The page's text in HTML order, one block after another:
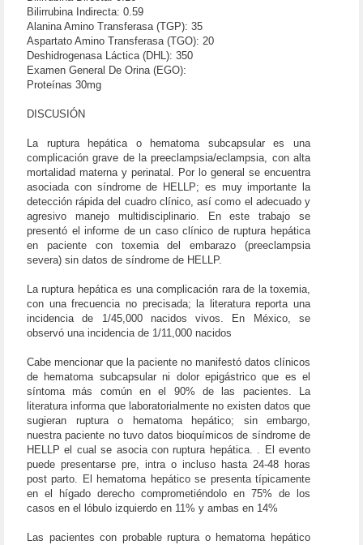
Bilirrubina Indirecta: 0.59
Alanina Amino Transferasa (TGP): 35
Aspartato Amino Transferasa (TGO): 20
Deshidrogenasa Láctica (DHL): 350
Examen General De Orina (EGO):
Proteínas 30mg
DISCUSIÓN
La ruptura hepática o hematoma subcapsular es una
complicación grave de la preeclampsia/eclampsia, con alta
mortalidad materna y perinatal. Por lo general se encuentra
asociada con síndrome de HELLP; es muy importante la
detección rápida del cuadro clínico, así como el adecuado y
agresivo manejo multidisciplinario. En este trabajo se
presentó el informe de un caso clínico de ruptura hepática
en paciente con toxemia del embarazo (preeclampsia
severa) sin datos de síndrome de HELLP.
La ruptura hepática es una complicación rara de la toxemia,
con una frecuencia no precisada; la literatura reporta una
incidencia de 1/45,000 nacidos vivos. En México, se
observó una incidencia de 1/11,000 nacidos
Cabe mencionar que la paciente no manifestó datos clínicos
de hematoma subcapsular ni dolor epigástrico que es el
síntoma más común en el 90% de las pacientes. La
literatura informa que laboratorialmente no existen datos que
sugieran ruptura o hematoma hepático; sin embargo,
nuestra paciente no tuvo datos bioquímicos de síndrome de
HELLP el cual se asocia con ruptura hepática. . El evento
puede presentarse pre, intra o incluso hasta 24-48 horas
post parto. El hematoma hepático se presenta típicamente
en el hígado derecho comprometiéndolo en 75% de los
casos en el lóbulo izquierdo en 11% y ambas en 14%
Las pacientes con probable ruptura o hematoma hepático